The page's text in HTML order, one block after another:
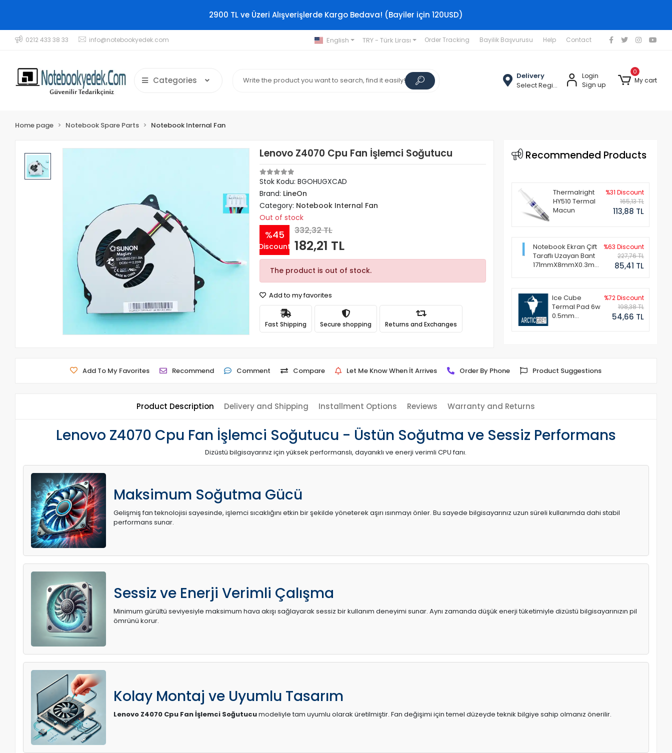
2900 TL ve Üzeri Alışverişlerde Kargo Bedava! (Bayiler için 120USD)
0212 433 38 33 info@notebookyedek.com English TRY - Türk Lirası Order Tracking Bayilik Başvurusu Help Contact
Categories
Delivery
Select Region
Login
Sign up
0
My cart
Home page Notebook Spare Parts Notebook Internal Fan
Lenovo Z4070 Cpu Fan İşlemci Soğutucu
Stok Kodu: BGOHUGXCAD
Brand: LineOn
Category: Notebook Internal Fan
Out of stock
%45
Discount
332,32 TL
182,21 TL
The product is out of stock.
Add to my favorites
Fast Shipping Secure shopping Returns and Exchanges
Recommended Products
Thermalright
HY510 Termal
Macun
%31 Discount
165,13 TL
113,88 TL
Notebook Ekran Çift
Taraflı Uzayan Bant
171mmX8mmX0.3mm
%63 Discount
227,76 TL
85,41 TL
Ice Cube
Termal Pad 6w
0.5mm
%72 Discount
198,38 TL
54,66 TL
Add To My Favorites Recommend Comment Compare Let Me Know When İt Arrives Order By Phone Product Suggestions
Product Description Delivery and Shipping Installment Options Reviews Warranty and Returns
Lenovo Z4070 Cpu Fan İşlemci Soğutucu - Üstün Soğutma ve Sessiz Performans
Dizüstü bilgisayarınız için yüksek performanslı, dayanıklı ve enerji verimli CPU fanı.
Maksimum Soğutma Gücü
Gelişmiş fan teknolojisi sayesinde, işlemci sıcaklığını etkin bir şekilde yöneterek aşırı ısınmayı önler. Bu sayede bilgisayarınız uzun süreli kullanımda dahi stabil
performans sunar.
Sessiz ve Enerji Verimli Çalışma
Minimum gürültü seviyesiyle maksimum hava akışı sağlayarak sessiz bir kullanım deneyimi sunar. Aynı zamanda düşük enerji tüketimiyle dizüstü bilgisayarınızın pil
ömrünü korur.
Kolay Montaj ve Uyumlu Tasarım
Lenovo Z4070 Cpu Fan İşlemci Soğutucumodeliyle tam uyumlu olarak üretilmiştir. Fan değişimi için temel düzeyde teknik bilgiye sahip olmanız önerilir.